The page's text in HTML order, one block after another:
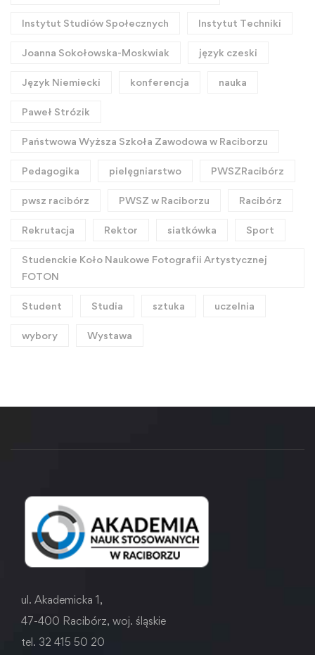
Instytut Studiów Społecznych Instytut Techniki
Joanna Sokołowska-Moskwiak język czeski
Język Niemiecki konferencja nauka
Paweł Strózik
Państwowa Wyższa Szkoła Zawodowa w Raciborzu
Pedagogika pielęgniarstwo PWSZRacibórz
pwsz racibórz PWSZ w Raciborzu Racibórz
Rekrutacja Rektor siatkówka Sport
Studenckie Koło Naukowe Fotografii Artystycznej
FOTON
Student Studia sztuka uczelnia
wybory Wystawa
ul. Akademicka 1,
47-400 Racibórz, woj. śląskie
tel. 32 415 50 20